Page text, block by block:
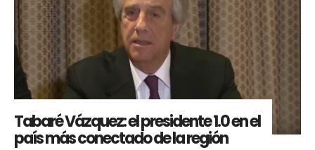
Tabaré Vázquez: el presidente 1.0 en el
país más conectado de la región